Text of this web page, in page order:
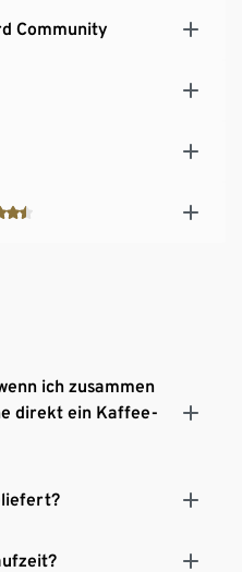
Community
ich zusammen
direkt ein Kaffee-